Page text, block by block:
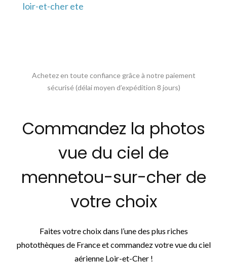
loir-et-cher ete
Achetez en toute confiance grâce à notre paiement
sécurisé (délai moyen d’expédition 8 jours)
Commandez la photos
vue du ciel de
mennetou-sur-cher de
votre choix
Faites votre choix dans l’une des plus riches
photothèques de France et commandez votre vue du ciel
aérienne Loir-et-Cher !